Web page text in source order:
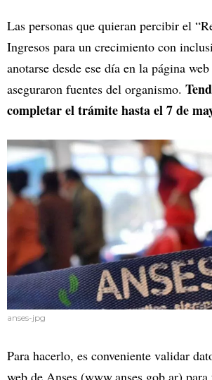
Las personas que quieran percibir el
Ingresos para un crecimiento con
anotarse desde ese día en la página
aseguraron fuentes del organismo.
completar el trámite hasta el 7 de
anses-jpg
Para hacerlo, es conveniente validar
web de Anses (www.anses.gob.ar)